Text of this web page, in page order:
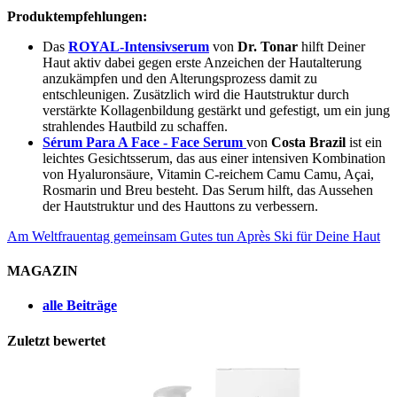
Produktempfehlungen:
Das ROYAL-Intensivserum von Dr. Tonar hilft Deiner
Haut aktiv dabei gegen erste Anzeichen der Hautalterung
anzukämpfen und den Alterungsprozess damit zu
entschleunigen. Zusätzlich wird die Hautstruktur durch
verstärkte Kollagenbildung gestärkt und gefestigt, um ein jung
strahlendes Hautbild zu schaffen.
Sérum Para A Face - Face Serum von Costa Brazil ist ein
leichtes Gesichtsserum, das aus einer intensiven Kombination
von Hyaluronsäure, Vitamin C-reichem Camu Camu, Açai,
Rosmarin und Breu besteht. Das Serum hilft, das Aussehen
der Hautstruktur und des Hauttons zu verbessern.
Am Weltfrauentag gemeinsam Gutes tun Après Ski für Deine Haut
MAGAZIN
alle Beiträge
Zuletzt bewertet